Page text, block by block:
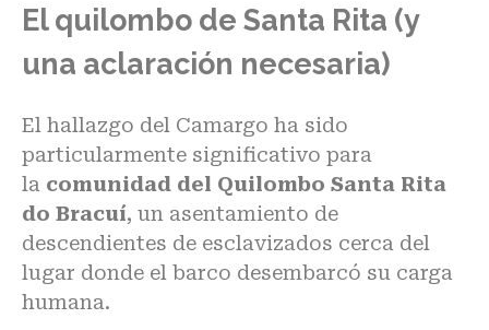
El quilombo de Santa Rita (y
una aclaración necesaria)
El hallazgo del Camargo ha sido
particularmente significativo para
la comunidad del Quilombo Santa Rita
do Bracuí, un asentamiento de
descendientes de esclavizados cerca del
lugar donde el barco desembarcó su carga
humana.